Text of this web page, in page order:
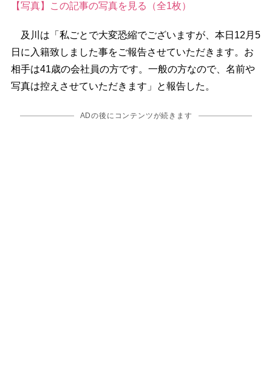
【写真】この記事の写真を見る（全1枚）
及川は「私ごとで大変恐縮でございますが、本日12月5
日に入籍致しました事をご報告させていただきます。お
相手は41歳の会社員の方です。一般の方なので、名前
写真は控えさせていただきます」と報告した。
ADの後にコンテンツが続きます